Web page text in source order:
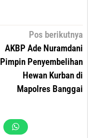
Pos berikutnya
AKBP Ade Nuramdani
Pimpin Penyembelihan
Hewan Kurban di
Mapolres Banggai